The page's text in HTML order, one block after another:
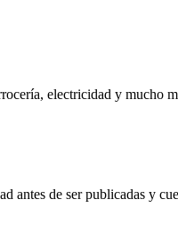
electricidad y mucho
antes de ser publicadas y